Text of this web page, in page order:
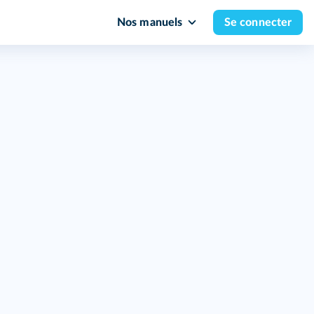
Nos manuels Se connecter